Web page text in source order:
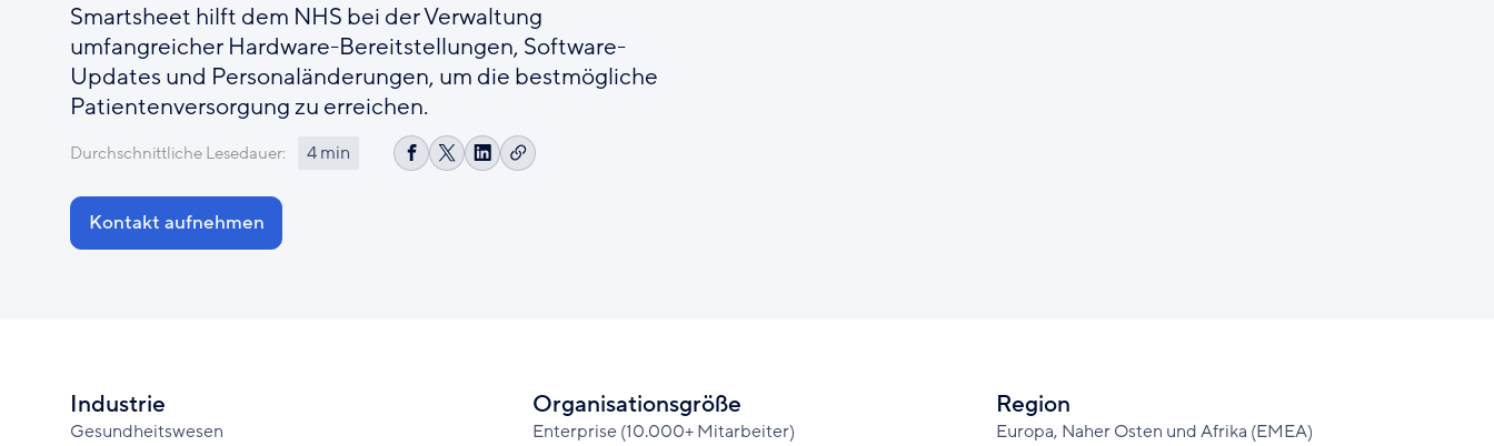
Smartsheet hilft dem NHS bei der Verwaltung
umfangreicher Hardware-Bereitstellungen, Software-
Updates und Personaländerungen, um die bestmögliche
Patientenversorgung zu erreichen.
Durchschnittliche Lesedauer: 4 min
Auf ShareAuf Link
Kontakt aufnehmen
Industrie
Gesundheitswesen
Organisationsgröße
Enterprise (10.000+ Mitarbeiter)
Region
Europa, Naher Osten und Afrika (EMEA)